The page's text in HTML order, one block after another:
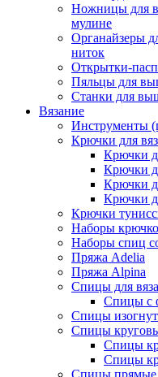
Ножницы для
мулине
Органайзеры
ниток
Открытки-
Пяльцы для
Станки для
Вязание
Инструменты
Крючки для
Крючки
Крючки
Крючки
Крючки
Крючки
Наборы
Наборы спиц
Пряжа Adelia
Пряжа Alpina
Спицы для
Спицы с
Спицы
Спицы
Спицы
Спицы
Спицы прямые